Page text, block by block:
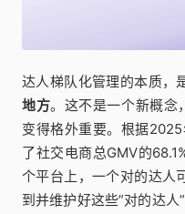
达人梯队化管理的本质，
地方。这不是一个新概念
变得格外重要。根据
了社交电商总GMV的
个平台上，一个对的达人
到并维护好这些”对的达